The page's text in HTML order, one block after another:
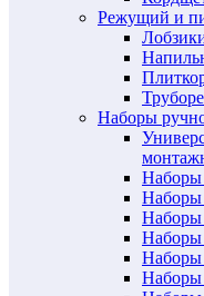
Режущий и
Наборы
Наборы
Наборы
Наборы
Наборы
Наборы
Наборы